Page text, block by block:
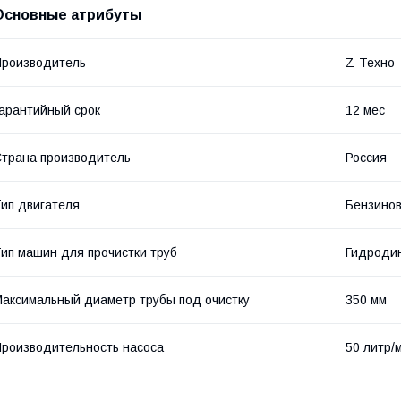
атрибуты
Z-Техно
срок 12 мес
производитель Россия
двигателя
машин для прочистки труб
диаметр трубы под очистку 350 мм
насоса 50 литр/